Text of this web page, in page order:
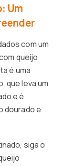
Um
com um
queijo
é uma
que leva um
e é
dourado e
siga o